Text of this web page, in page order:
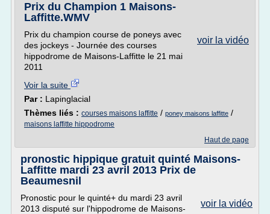
Prix du Champion 1 Maisons-
Laffitte.WMV
voir la vidéo
Prix du champion course de poneys avec
des jockeys - Journée des courses
hippodrome de Maisons-Laffitte le 21 mai
2011
Voir la suite
Par : Lapinglacial
Thèmes liés : courses maisons laffitte / poney maisons laffitte /
maisons laffitte hippodrome
Haut de page
pronostic hippique gratuit quinté Maisons-
Laffitte mardi 23 avril 2013 Prix de
Beaumesnil
voir la vidéo
Pronostic pour le quinté+ du mardi 23 avril
2013 disputé sur l'hippodrome de Maisons-